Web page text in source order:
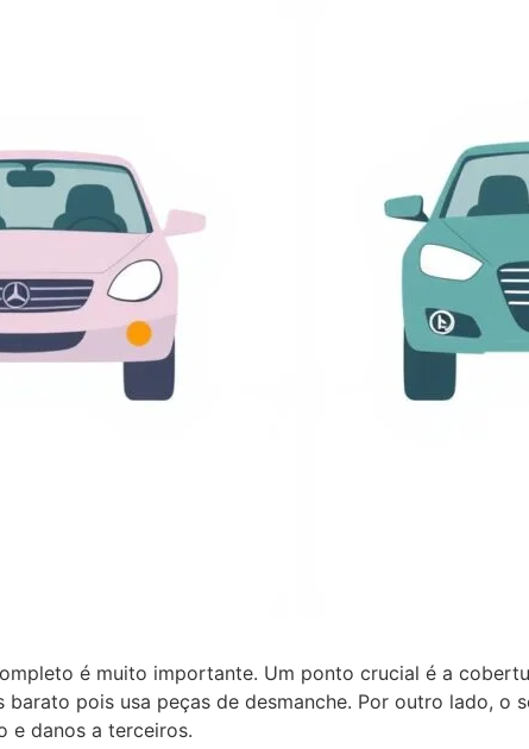
é muito importante. Um ponto crucial é a
barato pois usa peças de desmanche. Por outro lado,
e danos a terceiros.